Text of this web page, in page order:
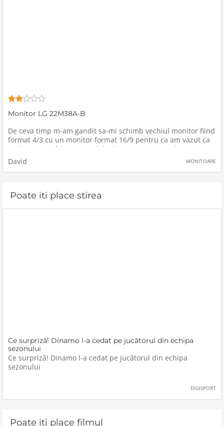
Monitor LG 22M38A-B
De ceva timp m-am gandit sa-mi schimb vechiul monitor fiind
format 4/3 cu un monitor format 16/9 pentru ca am vazut ca
multi oameni folosesc modele de monitoare noi, deoarece
cele vechi nu se mai intrebuintesc asa de bine in zilele
noastre si chiar
David MONITOARE
Poate iti place stirea
Ce surpriză! Dinamo l-a cedat pe jucătorul din echipa
sezonului
Ce surpriză! Dinamo l-a cedat pe jucătorul din echipa
sezonului
DIGISPORT
Poate iti place filmul